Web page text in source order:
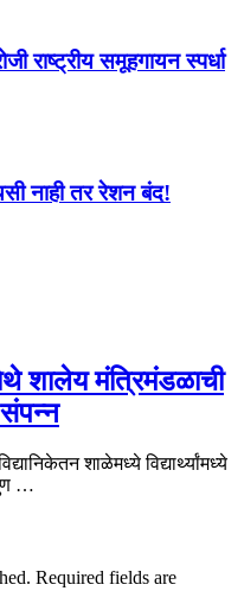
राष्ट्रीय समूहगायन स्पर्धा
नाही तर रेशन बंद!
शालेय मंत्रिमंडळाची
शाळेमध्ये विद्यार्थ्यांमध्ये
…
Required fields are